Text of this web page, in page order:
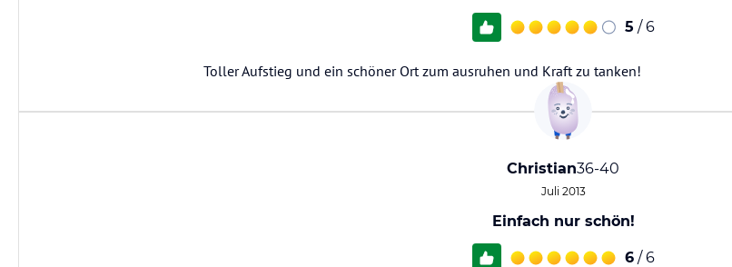
5 / 6
Toller Aufstieg und ein schöner Ort zum ausruhen und Kraft zu tanken!
Christian36-40
Juli 2013
Einfach nur schön!
6 / 6